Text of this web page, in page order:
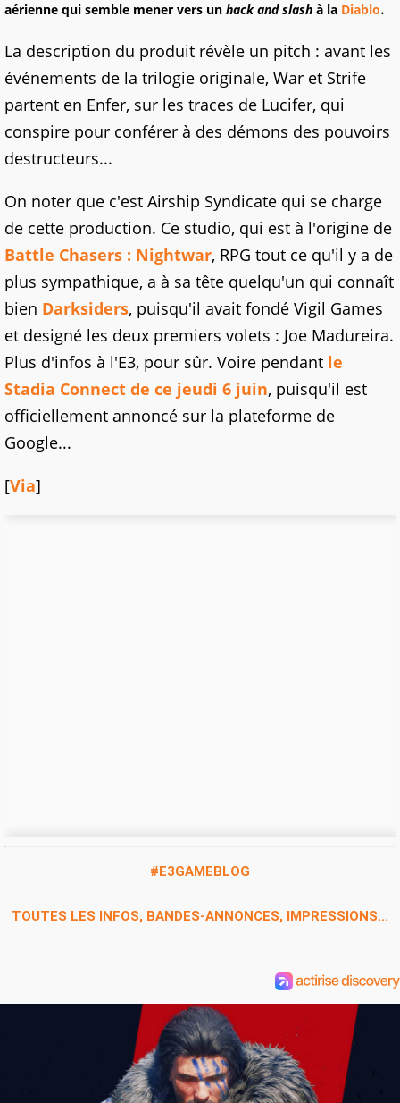
aérienne qui semble mener vers un hack and slash à la Diablo.
La description du produit révèle un pitch : avant les
événements de la trilogie originale, War et Strife
partent en Enfer, sur les traces de Lucifer, qui
conspire pour conférer à des démons des pouvoirs
destructeurs...
On noter que c'est Airship Syndicate qui se charge
de cette production. Ce studio, qui est à l'origine de
Battle Chasers : Nightwar, RPG tout ce qu'il y a de
plus sympathique, a à sa tête quelqu'un qui connaît
bien Darksiders, puisqu'il avait fondé Vigil Games
et designé les deux premiers volets : Joe Madureira.
Plus d'infos à l'E3, pour sûr. Voire pendant le
Stadia Connect de ce jeudi 6 juin, puisqu'il est
officiellement annoncé sur la plateforme de
Google...
[Via]
#E3GAMEBLOG
TOUTES LES INFOS, BANDES-ANNONCES, IMPRESSIONS...